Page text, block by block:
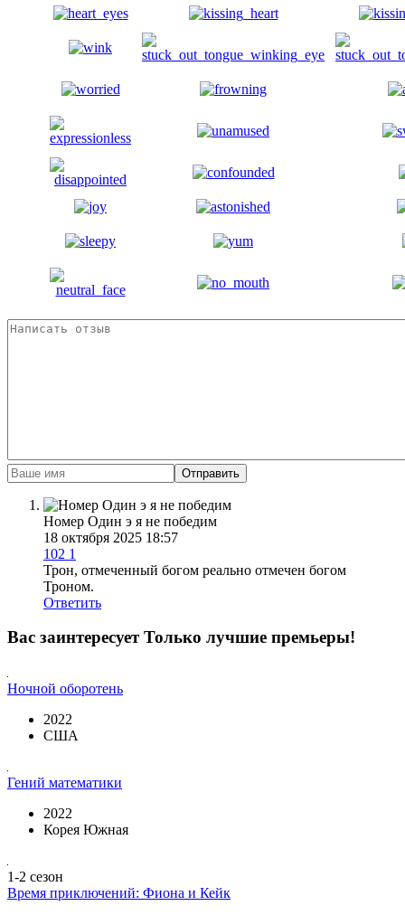
Отправить
Номер Один э я не победим
18 октября 2025 18:57
102 1
Трон, отмеченный богом реально отмечен богом
Троном.
Ответить
Вас заинтересуетТолько лучшие премьеры!
Ночной оборотень
2022
США
Гений математики
2022
Корея Южная
1-2 сезон
Время приключений: Фиона и Кейк